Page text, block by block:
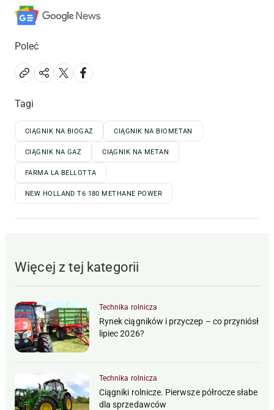
Poleć
Tagi
CIĄGNIK NA BIOGAZ CIĄGNIK NA BIOMETAN
CIĄGNIK NA GAZ CIĄGNIK NA METAN
FARMA LA BELLOTTA
NEW HOLLAND T6 180 METHANE POWER
Więcej z tej kategorii
Technika rolnicza
Rynek ciągników i przyczep – co przyniósł
lipiec 2026?
Technika rolnicza
Ciągniki rolnicze. Pierwsze półrocze słabe
dla sprzedawców